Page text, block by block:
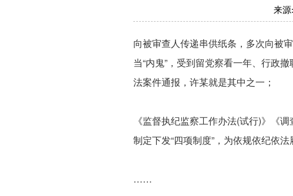
来源:
向被审查人传递串供纸条，多次向被
当“内鬼”，受到留党察看一年、行政
法案件通报，许某就是其中之一；
《监督执纪监察工作办法(试行)》《
制定下发“四项制度”，为依规依纪依
……